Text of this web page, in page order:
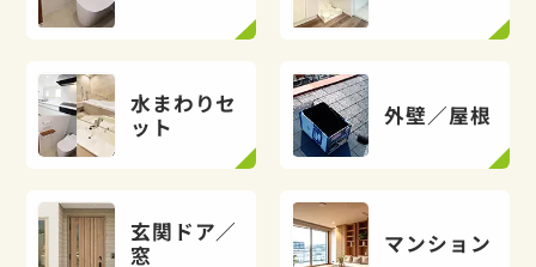
水まわりセ
ット
外壁／屋根
玄関ドア／
窓
マンション